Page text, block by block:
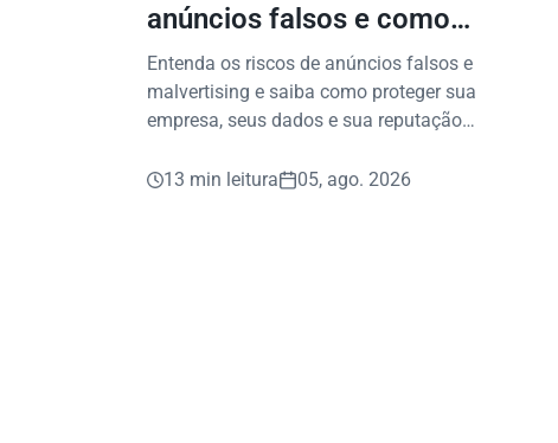
anúncios falsos e como
proteger seu negócio?
Entenda os riscos de anúncios falsos e
malvertising e saiba como proteger sua
empresa, seus dados e sua reputação
13 min leitura
05, ago. 2026